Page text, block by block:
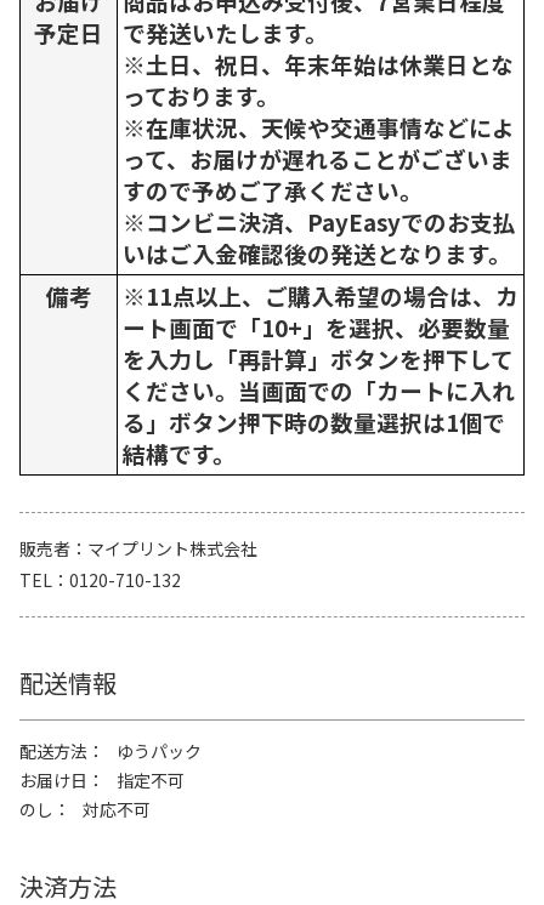
予定日
で発送いたします。
※土日、祝日、年末年始は休業日とな
っております。
※在庫状況、天候や交通事情などによ
って、お届けが遅れることがございま
すので予めご了承ください。
※コンビニ決済、PayEasyでのお支払
いはご入金確認後の発送となります。
備考
※11点以上、ご購入希望の場合は、カ
ート画面で「10+」を選択、必要数量
を入力し「再計算」ボタンを押下して
ください。当画面での「カートに入れ
る」ボタン押下時の数量選択は1個で
結構です。
販売者
マイプリント株式会社
TEL
0120-710-132
配送情報
配送方法
ゆうパック
お届け日
指定不可
のし
対応不可
決済方法